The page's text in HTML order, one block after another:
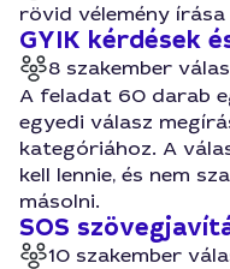
rövid vélemény írása
GYIK kérdések
8 szakember
A feladat 60 darab
egyedi válasz
kategóriához. A
kell lennie, és nem
másolni.
SOS
10 szakember